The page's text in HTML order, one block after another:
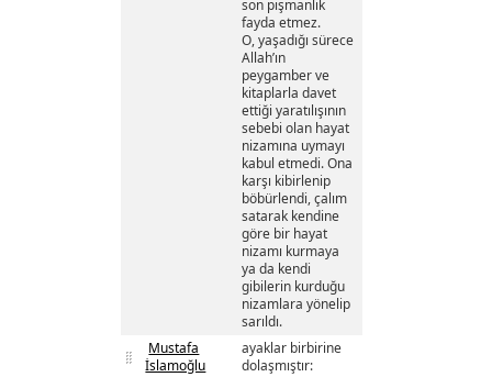
son pişmanlık
fayda etmez.
O, yaşadığı sürece
Allah’ın
peygamber ve
kitaplarla davet
ettiği yaratılışının
sebebi olan hayat
nizamına uymayı
kabul etmedi. Ona
karşı kibirlenip
böbürlendi, çalım
satarak kendine
göre bir hayat
nizamı kurmaya
ya da kendi
gibilerin kurduğu
nizamlara yönelip
sarıldı.
Mustafa
İslamoğlu
ayaklar birbirine
dolaşmıştır: